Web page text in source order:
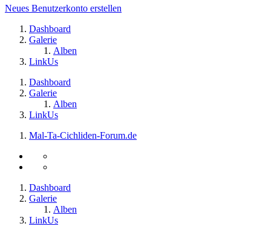
Neues Benutzerkonto erstellen
Dashboard
Galerie
Alben
LinkUs
Dashboard
Galerie
Alben
LinkUs
Mal-Ta-Cichliden-Forum.de
Dashboard
Galerie
Alben
LinkUs